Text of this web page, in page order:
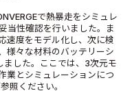
で熱暴走をシミュレ
当性確認を行いました。ま
速度をモデル化し、次に検
様々な材料のバッテリーシ
ました。ここでは、3次元モ
業とシミュレーションにつ
照ください。